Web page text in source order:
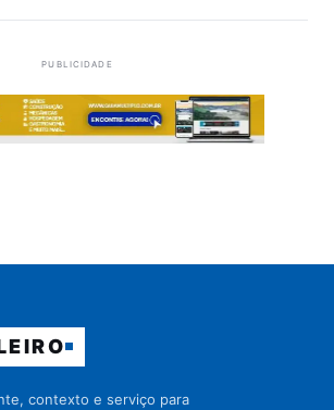
PUBLICIDADE
contexto e serviço para